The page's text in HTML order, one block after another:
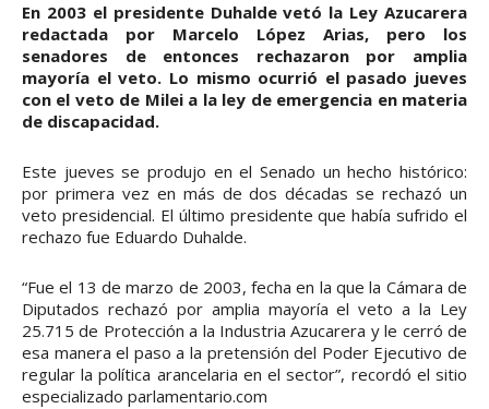
En 2003 el presidente Duhalde vetó la Ley Azucarera
redactada por Marcelo López Arias, pero los
senadores de entonces rechazaron por amplia
mayoría el veto. Lo mismo ocurrió el pasado jueves
con el veto de Milei a la ley de emergencia en materia
de discapacidad.
Este jueves se produjo en el Senado un hecho histórico:
por primera vez en más de dos décadas se rechazó un
veto presidencial. El último presidente que había sufrido el
rechazo fue Eduardo Duhalde.
“Fue el 13 de marzo de 2003, fecha en la que la Cámara de
Diputados rechazó por amplia mayoría el veto a la Ley
25.715 de Protección a la Industria Azucarera y le cerró de
esa manera el paso a la pretensión del Poder Ejecutivo de
regular la política arancelaria en el sector”, recordó el sitio
especializado parlamentario.com